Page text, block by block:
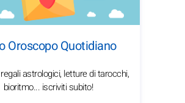
Oroscopo Quotidiano
astrologici, letture di tarocchi,
bioritmo... iscriviti subito!